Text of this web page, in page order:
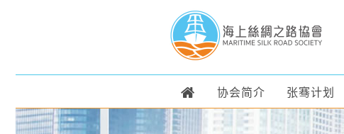
协会简介 张骞计划